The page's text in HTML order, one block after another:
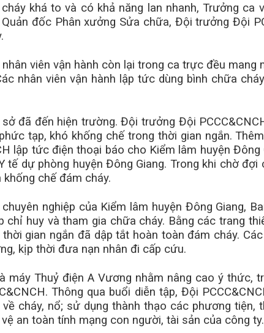
khá to và có khả năng lan nhanh, Trưởng ca
đốc Phân xưởng Sửa chữa, Đội trưởng Đội
viên vận hành còn lại trong ca trực đều
nhân viên vận hành lập tức dùng bình chữa
đã đến hiện trường. Đội trưởng Đội
tạp, khó khống chế trong thời gian ngắn.
lập tức điện thoại báo cho Kiểm lâm huyện Đông
tế dự phòng huyện Đông Giang. Trong khi chờ
chế đám cháy.
nghiệp của Kiểm lâm huyện Đông Giang,
huy và tham gia chữa cháy. Bằng các trang
gian ngắn đã dập tắt hoàn toàn đám cháy.
kịp thời đưa nạn nhân đi cấp cứu.
máy Thuỷ điện A Vương nhằm nâng cao ý thức,
Thông qua buổi diễn tập, Đội
cháy, nổ; sử dụng thành thạo các phương
an toàn tính mạng con người, tài sản của công